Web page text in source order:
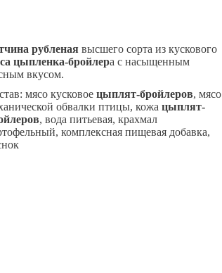
рубленая высшего сорта из кускового
цыпленка-бройлера с насыщенным
вкусом.
мясо кусковое цыплят-бройлеров, мясо
обвалки птицы, кожа цыплят-
, вода питьевая, крахмал
комплексная пищевая добавка,